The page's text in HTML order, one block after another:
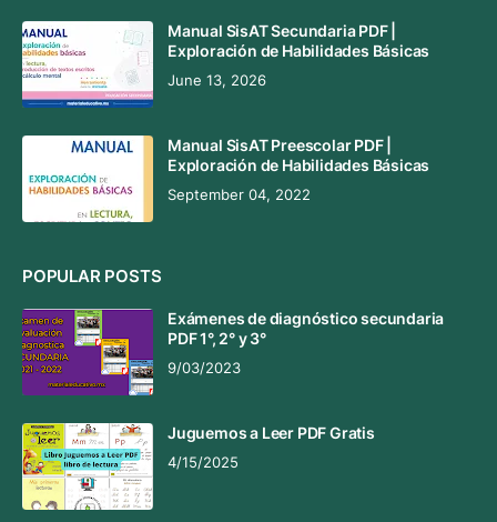
Manual SisAT Secundaria PDF |
Exploración de Habilidades Básicas
June 13, 2026
Manual SisAT Preescolar PDF |
Exploración de Habilidades Básicas
September 04, 2022
POPULAR POSTS
Exámenes de diagnóstico secundaria
PDF 1°, 2° y 3°
9/03/2023
Juguemos a Leer PDF Gratis
4/15/2025